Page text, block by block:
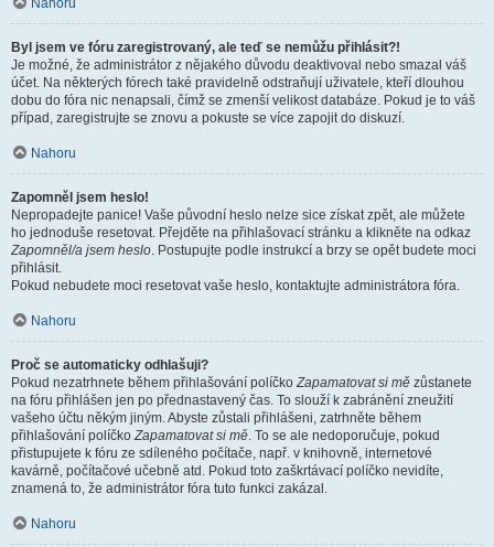
Nahoru
Byl jsem ve fóru zaregistrovaný, ale teď se nemůžu přihlásit?!
Je možné, že administrátor z nějakého důvodu deaktivoval nebo smazal váš
účet. Na některých fórech také pravidelně odstraňují uživatele, kteří dlouhou
dobu do fóra nic nenapsali, čímž se zmenší velikost databáze. Pokud je to váš
případ, zaregistrujte se znovu a pokuste se více zapojit do diskuzí.
Nahoru
Zapomněl jsem heslo!
Nepropadejte panice! Vaše původní heslo nelze sice získat zpět, ale můžete
ho jednoduše resetovat. Přejděte na přihlašovací stránku a klikněte na odkaz
Zapomněl/a jsem heslo. Postupujte podle instrukcí a brzy se opět budete moci
přihlásit.
Pokud nebudete moci resetovat vaše heslo, kontaktujte administrátora fóra.
Nahoru
Proč se automaticky odhlašuji?
Pokud nezatrhnete během přihlašování políčkoZapamatovat si mě zůstanete
na fóru přihlášen jen po přednastavený čas. To slouží k zabránění zneužití
vašeho účtu někým jiným. Abyste zůstali přihlášeni, zatrhněte během
přihlašování políčkoZapamatovat si mě. To se ale nedoporučuje, pokud
přistupujete k fóru ze sdíleného počítače, např. v knihovně, internetové
kavárně, počítačové učebně atd. Pokud toto zaškrtávací políčko nevidíte,
znamená to, že administrátor fóra tuto funkci zakázal.
Nahoru